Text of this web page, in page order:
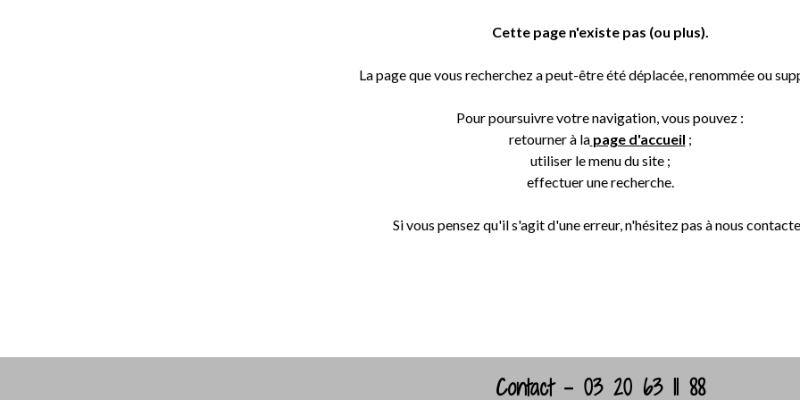
Cette page n'existe pas (ou plus).
La page que vous recherchez a peut-être été déplacée, renommée ou
Pour poursuivre votre navigation, vous pouvez :
retourner à la page d'accueil ;
utiliser le menu du site ;
effectuer une recherche.
Si vous pensez qu'il s'agit d'une erreur, n'hésitez pas à nous
Contact - 03 20 63 11 88